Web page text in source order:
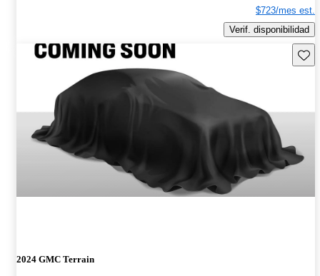
$723/mes est.
Verif. disponibilidad
2024 GMC Terrain